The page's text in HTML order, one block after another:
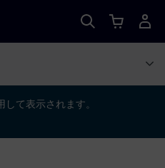
て表示されます。